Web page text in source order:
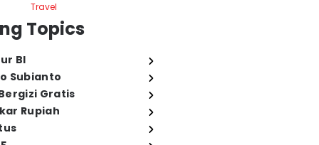
Travel
Topics
BI
Subianto
Gratis
Rupiah